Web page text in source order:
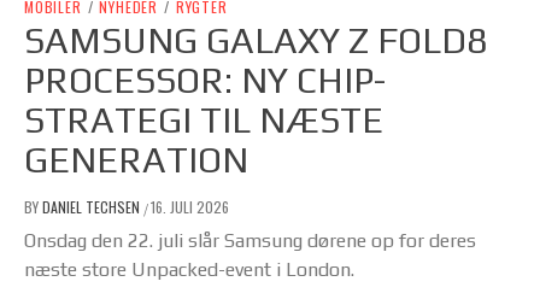
MOBILER / NYHEDER / RYGTER
SAMSUNG GALAXY Z FOLD8
PROCESSOR: NY CHIP-
STRATEGI TIL NÆSTE
GENERATION
BYDANIEL TECHSEN /16. JULI 2026
Onsdag den 22. juli slår Samsung dørene op for deres
næste store Unpacked-event i London.